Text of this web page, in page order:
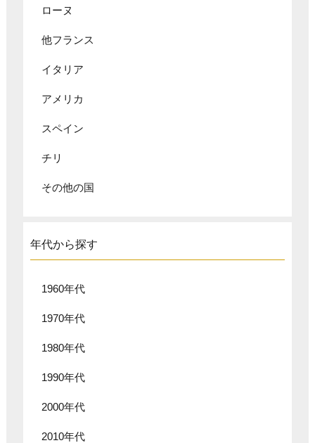
ローヌ
他フランス
イタリア
アメリカ
スペイン
チリ
その他の国
年代から探す
1960年代
1970年代
1980年代
1990年代
2000年代
2010年代